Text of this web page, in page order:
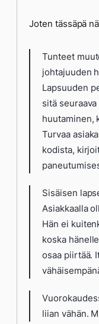
Joten tässäpä
Tunteet
johtajuuden
Lapsuuden
sitä
huutaminen,
Turvaa
kodista,
Sisäisen
Asiakkaalla
Hän ei
koska
osaa piirtää.
liian vähän.